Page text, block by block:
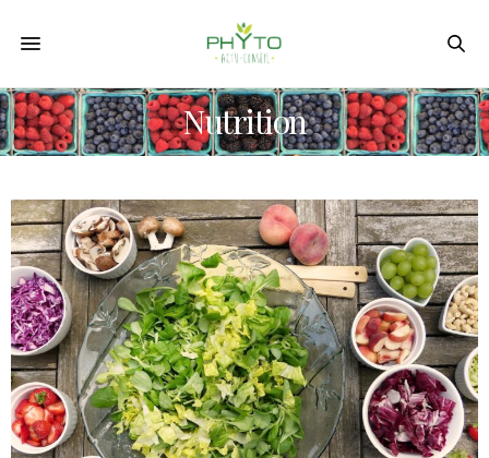
Nutrition